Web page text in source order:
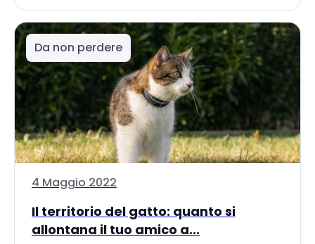
Da non perdere
4 Maggio 2022
Il territorio del gatto: quanto si
allontana il tuo amico a...